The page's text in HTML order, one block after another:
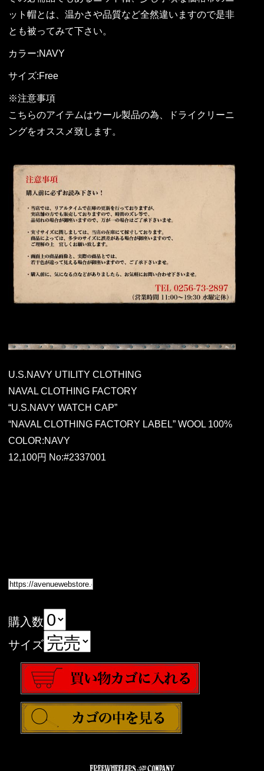
ット帽とは、温かさや品質など全然違いますので是非
とも被ってみて下さい。
カラー:NAVY
サイズ:Free
※注意事項
こちらのアイテムはウール製品の為、ドライクリーニ
ングをオススメ致します。
U.S.NAVY UTILITY CLOTHING
NAVAL CLOTHING FACTORY
“U.S.NAVY WATCH CAP”
“NAVAL CLOTHING FACTORY LABEL” WOOL 100%
COLOR:NAVY
12,100円 No:#2337001
購入数
サイズ